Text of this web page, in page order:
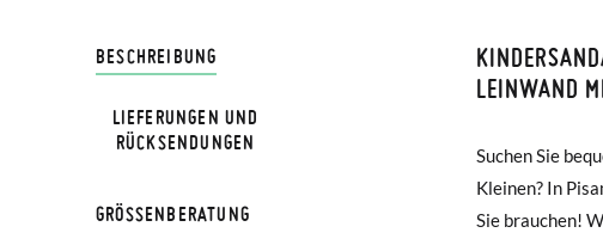
BESCHREIBUNG
LEINWAND
Suchen Sie
Kleinen? In
Sie brauchen!
von Blasen
Gummisohle
für Ihre Füße
LIEFERUNGEN UND
RÜCKSENDUNGEN
LIVRAISON
Lieferung per
werden muss,
GRÖSSENBERATUNG